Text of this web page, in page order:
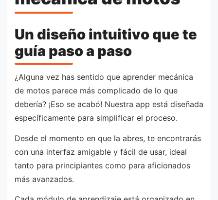
Un diseño intuitivo que te
guía paso a paso
¿Alguna vez has sentido que aprender mecánica
de motos parece más complicado de lo que
debería? ¡Eso se acabó! Nuestra app está diseñada
específicamente para simplificar el proceso.
Desde el momento en que la abres, te encontrarás
con una interfaz amigable y fácil de usar, ideal
tanto para principiantes como para aficionados
más avanzados.